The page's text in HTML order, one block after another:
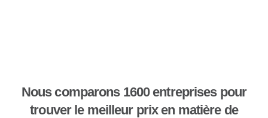
Nous comparons 1600 entreprises pour
trouver le meilleur prix en matière de